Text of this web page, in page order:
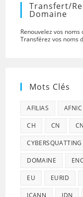
Transfert/
Domaine
Renouvelez vos noms
Transférez vos noms
Mots Clés
AFILIAS AFNIC
CH CN
CYBERSQUATTING
DOMAINE
EU EURID
ICANN IDN